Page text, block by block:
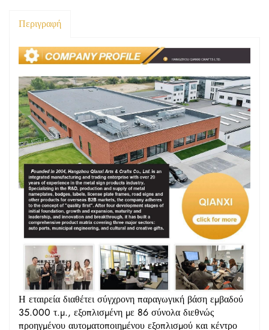
Περιγραφή
Η εταιρεία διαθέτει σύγχρονη παραγωγική βάση εμβαδού
35.000 τ.μ., εξοπλισμένη με 86 σύνολα διεθνώς
προηγμένου αυτοματοποιημένου εξοπλισμού και κέντρο